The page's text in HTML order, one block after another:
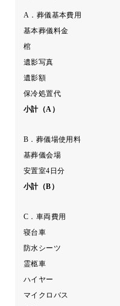
A．葬儀基本費用
基本葬儀料金
棺
遺影写真
遺影額
保冷処置代
小計（A）
B．葬儀場使用料
基葬儀会場
安置室4日分
小計（B）
C．車両費用
寝台車
防水シーツ
霊柩車
ハイヤー
マイクロバス